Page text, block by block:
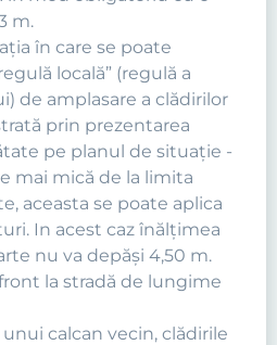
m.
în care se poate
locală” (regulă a
de amplasare a clădirilor
prin prezentarea
pe planul de situaţie -
mai mică de la limita
aceasta se poate aplica
In acest caz înălţimea
nu va depăşi 4,50 m.
la stradă de lungime
calcan vecin, clădirile